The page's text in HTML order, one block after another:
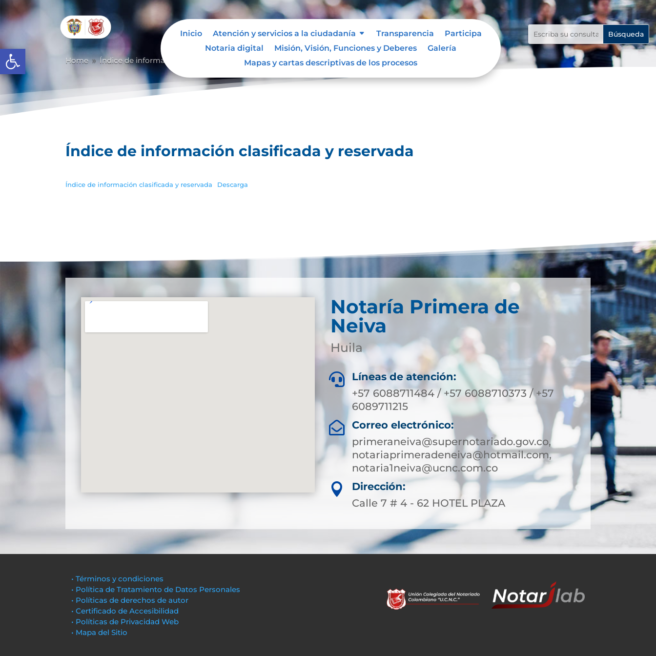
Abrir barra de herramientas
Inicio Atención y servicios a la ciudadanía Transparencia
Participa
Notaria digital
Misión, Visión, Funciones y Deberes
Galería
Mapas y cartas descriptivas de los procesos
Home 9 Índice de información clasificada y reservada 9 Índice de información clasificada y reservada
Índice de información clasificada y reservada
Índice de información clasificada y reservada Descarga
Notaría Primera de
Neiva
Huila

Líneas de atención:
+57 6088711484 / +57 6088710373 / +57
6089711215

Correo electrónico:
primeraneiva@supernotariado.gov.co,
notariaprimeradeneiva@hotmail.com,
notaria1neiva@ucnc.com.co

Dirección:
Calle 7 # 4 - 62 HOTEL PLAZA
• Términos y condiciones
• Política de Tratamiento de Datos Personales
• Políticas de derechos de autor
• Certificado de Accesibilidad
• Políticas de Privacidad Web
• Mapa del Sitio